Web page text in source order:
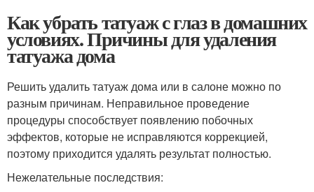
Как убрать татуаж с глаз в домашних
условиях. Причины для удаления
татуажа дома
Решить удалить татуаж дома или в салоне можно по
разным причинам. Неправильное проведение
процедуры способствует появлению побочных
эффектов, которые не исправляются коррекцией,
поэтому приходится удалять результат полностью.
Нежелательные последствия: